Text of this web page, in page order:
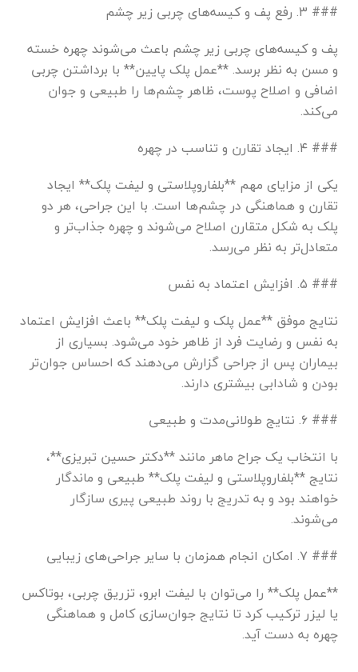
### ۳. رفع پف و کیسه‌های چربی زیر چشم
پف و کیسه‌های چربی زیر چشم باعث می‌شوند چهره خسته
و مسن به نظر برسد. **عمل پلک پایین** با برداشتن چربی
اضافی و اصلاح پوست، ظاهر چشم‌ها را طبیعی و جوان
می‌کند.
### ۴. ایجاد تقارن و تناسب در چهره
یکی از مزایای مهم **بلفاروپلاستی و لیفت پلک** ایجاد
تقارن و هماهنگی در چشم‌ها است. با این جراحی، هر دو
پلک به شکل متقارن اصلاح می‌شوند و چهره جذاب‌تر و
متعادل‌تر به نظر می‌رسد.
### ۵. افزایش اعتماد به نفس
نتایج موفق **عمل پلک و لیفت پلک** باعث افزایش اعتماد
به نفس و رضایت فرد از ظاهر خود می‌شود. بسیاری از
بیماران پس از جراحی گزارش می‌دهند که احساس جوان‌تر
بودن و شادابی بیشتری دارند.
### ۶. نتایج طولانی‌مدت و طبیعی
با انتخاب یک جراح ماهر مانند **دکتر حسین تبریزی**،
نتایج **بلفاروپلاستی و لیفت پلک** طبیعی و ماندگار
خواهند بود و به تدریج با روند طبیعی پیری سازگار
می‌شوند.
### ۷. امکان انجام همزمان با سایر جراحی‌های زیبایی
**عمل پلک** را می‌توان با لیفت ابرو، تزریق چربی، بوتاکس
یا لیزر ترکیب کرد تا نتایج جوان‌سازی کامل و هماهنگی
چهره به دست آید.